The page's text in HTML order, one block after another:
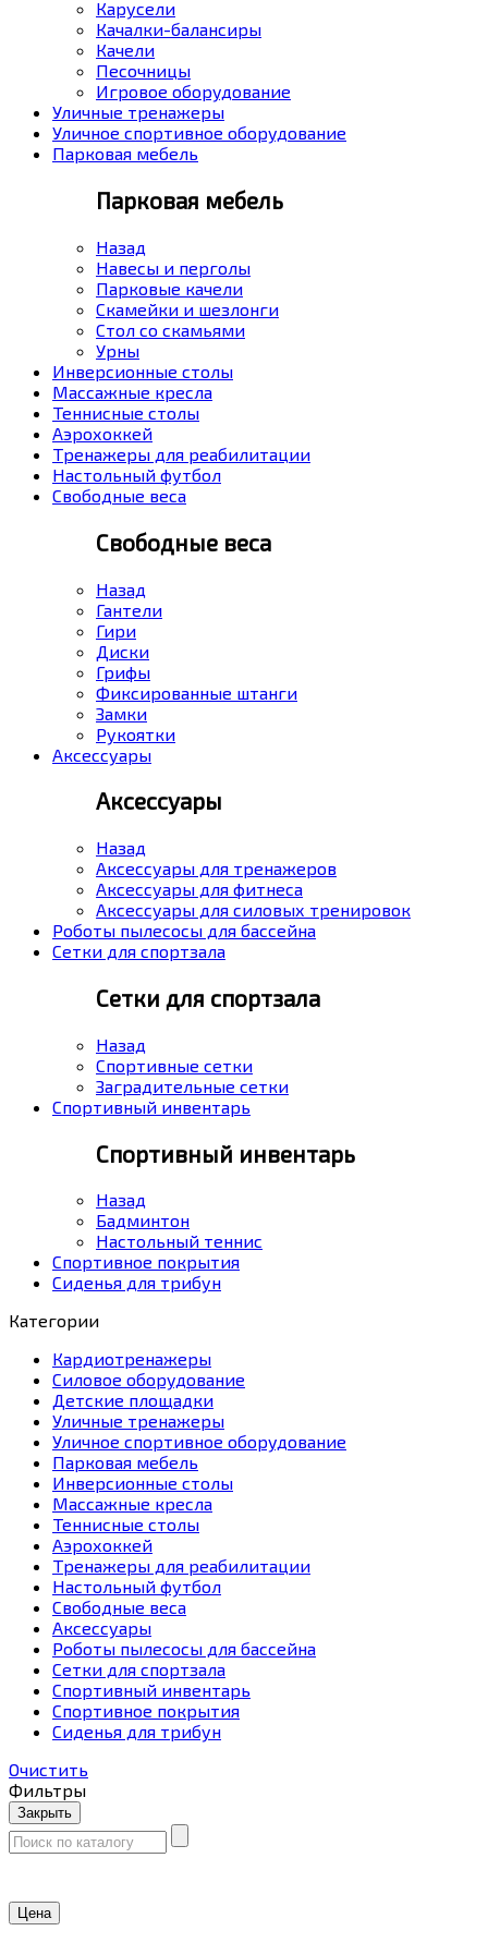
Карусели
Качалки-балансиры
Качели
Песочницы
Игровое оборудование
Уличные тренажеры
Уличное спортивное оборудование
Парковая мебель
Парковая мебель
Назад
Навесы и перголы
Парковые качели
Скамейки и шезлонги
Стол со скамьями
Урны
Инверсионные столы
Массажные кресла
Теннисные столы
Аэрохоккей
Тренажеры для реабилитации
Настольный футбол
Свободные веса
Свободные веса
Назад
Гантели
Гири
Диски
Грифы
Фиксированные штанги
Замки
Рукоятки
Аксессуары
Аксессуары
Назад
Аксессуары для тренажеров
Аксессуары для фитнеса
Аксессуары для силовых тренировок
Роботы пылесосы для бассейна
Сетки для спортзала
Сетки для спортзала
Назад
Спортивные сетки
Заградительные сетки
Спортивный инвентарь
Спортивный инвентарь
Назад
Бадминтон
Настольный теннис
Спортивное покрытия
Сиденья для трибун
Категории
Кардиотренажеры
Силовое оборудование
Детские площадки
Уличные тренажеры
Уличное спортивное оборудование
Парковая мебель
Инверсионные столы
Массажные кресла
Теннисные столы
Аэрохоккей
Тренажеры для реабилитации
Настольный футбол
Свободные веса
Аксессуары
Роботы пылесосы для бассейна
Сетки для спортзала
Спортивный инвентарь
Спортивное покрытия
Сиденья для трибун
Очистить
Фильтры
Закрыть
Цена